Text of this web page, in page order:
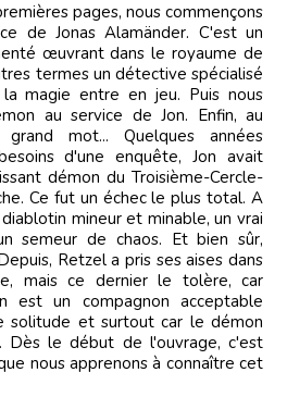
pages, nous commençons
de Jonas Alamänder. C'est un
œuvrant dans le royaume de
termes un détective spécialisé
magie entre en jeu. Puis nous
au service de Jon. Enfin, au
mot... Quelques années
d'une enquête, Jon avait
démon du Troisième-Cercle-
Ce fut un échec le plus total. A
mineur et minable, un vrai
semeur de chaos. Et bien sûr,
Retzel a pris ses aises dans
mais ce dernier le tolère, car
est un compagnon acceptable
solitude et surtout car le démon
Dès le début de l'ouvrage, c'est
nous apprenons à connaître cet